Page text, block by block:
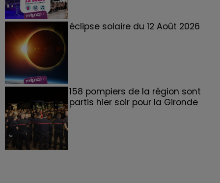
éclipse solaire du 12 Août 2026
158 pompiers de la région sont
partis hier soir pour la Gironde